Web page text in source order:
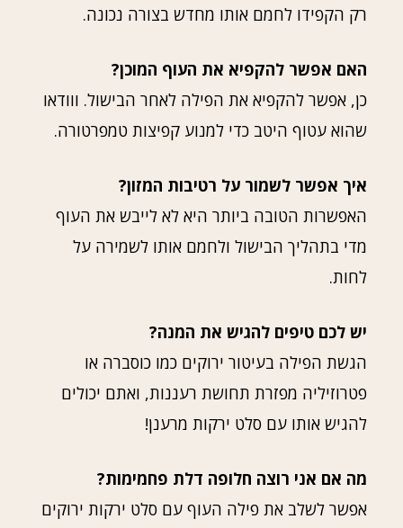
רק הקפידו לחמם אותו מחדש בצורה נכונה.
האם אפשר להקפיא את העוף המוכן?
כן, אפשר להקפיא את הפילה לאחר הבישול. ווודאו
שהוא עטוף היטב כדי למנוע קפיצות טמפרטורה.
איך אפשר לשמור על רטיבות המזון?
האפשרות הטובה ביותר היא לא לייבש את העוף
מדי בתהליך הבישול ולחמם אותו לשמירה על
לחות.
יש לכם טיפים להגיש את המנה?
הגשת הפילה בעיטור ירוקים כמו כוסברה או
פטרוזיליה מפזרת תחושת רעננות, ואתם יכולים
להגיש אותו עם סלט ירקות מרענן!
מה אם אני רוצה חלופה דלת פחמימות?
אפשר לשלב את פילה העוף עם סלט ירקות ירוקים